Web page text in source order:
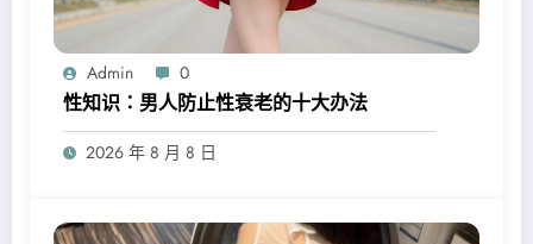
Admin 0
性知识：男人防止性衰老的十大办法
2026 年 8 月 8 日